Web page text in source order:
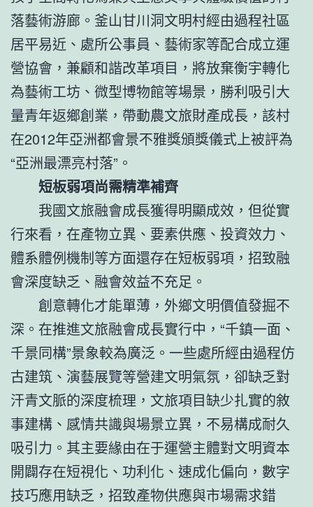
落藝術游廊。釜山甘川洞文明村經由過程社區
居平易近、處所公事員、藝術家等配合成立運
營協會，兼顧和諧改革項目，將放棄衡宇轉化
為藝術工坊、微型博物館等場景，勝利吸引大
量青年返鄉創業，帶動農文旅財產成長，該村
在2012年亞洲都會景不雅獎頒獎儀式上被評為
“亞洲最漂亮村落”。
短板弱項尚需精準補齊
我國文旅融會成長獲得明顯成效，但從實
行來看，在產物立異、要素供應、投資效力、
體系體例機制等方面還存在短板弱項，招致融
會深度缺乏、融會效益不充足。
創意轉化才能單薄，外鄉文明價值發掘不
深。在推進文旅融會成長實行中，“千鎮一面、
千景同構”景象較為廣泛。一些處所經由過程仿
古建筑、演藝展覽等營建文明氣氛，卻缺乏對
汗青文脈的深度梳理，文旅項目缺少扎實的敘
事建構、感情共識與場景立異，不易構成耐久
吸引力。其主要緣由在于運營主體對文明資本
開闢存在短視化、功利化、速成化偏向，數字
技巧應用缺乏，招致產物供應與市場需求錯